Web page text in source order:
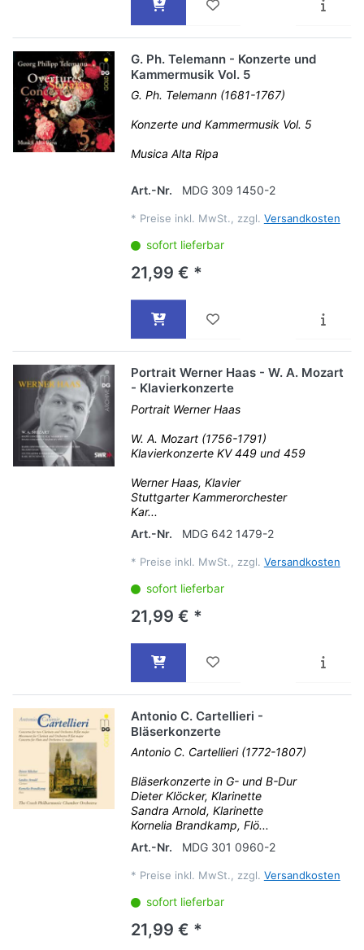
G. Ph. Telemann - Konzerte und
Kammermusik Vol. 5
G. Ph. Telemann (1681-1767)
Konzerte und Kammermusik Vol. 5
Musica Alta Ripa
Art.-Nr. MDG 309 1450-2
* Preise inkl. MwSt., zzgl. Versandkosten
sofort lieferbar
21,99 € *
Portrait Werner Haas - W. A. Mozart
- Klavierkonzerte
Portrait Werner Haas
W. A. Mozart (1756-1791)
Klavierkonzerte KV 449 und 459
Werner Haas, Klavier
Stuttgarter Kammerorchester
Kar...
Art.-Nr.
MDG 642 1479-2
* Preise inkl. MwSt., zzgl. Versandkosten
sofort lieferbar
21,99 € *
Antonio C. Cartellieri -
Bläserkonzerte
Antonio C. Cartellieri (1772-1807)
Bläserkonzerte in G- und B-Dur
Dieter Klöcker, Klarinette
Sandra Arnold, Klarinette
Kornelia Brandkamp, Flö...
Art.-Nr.
MDG 301 0960-2
* Preise inkl. MwSt., zzgl. Versandkosten
sofort lieferbar
21,99 € *